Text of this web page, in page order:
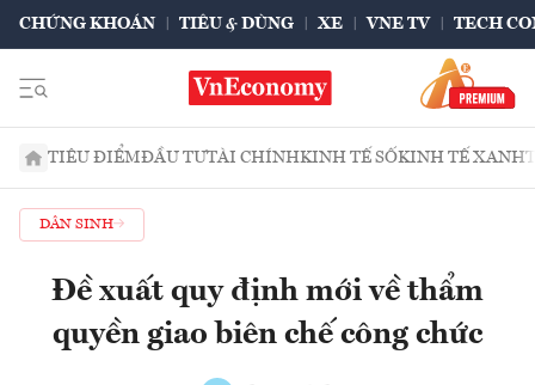
CHỨNG KHOÁN TIÊU & DÙNG XE VNE TV TECH
TIÊU ĐIỂMĐẦU TƯTÀI CHÍNHKINH TẾ SỐKINH TẾ XANH
DÂN SINH
Đề xuất quy định mới về thẩm
quyền giao biên chế công chức